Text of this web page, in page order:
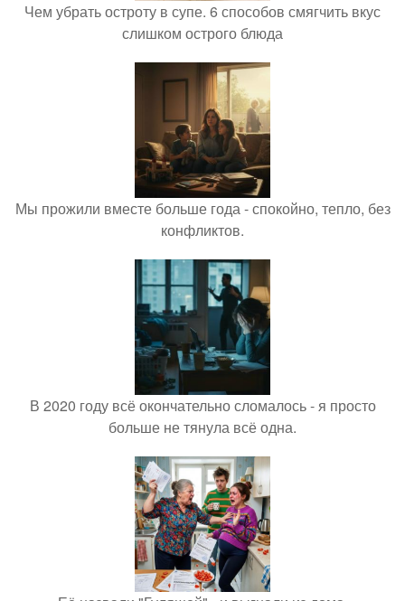
Чем убрать остроту в супе. 6 способов смягчить вкус
слишком острого блюда
Мы прожили вместе больше года - спокойно, тепло, без
конфликтов.
В 2020 году всё окончательно сломалось - я просто
больше не тянула всё одна.